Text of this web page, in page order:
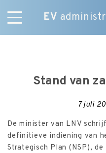
EV
Skip
NieuwsStand van
7 juli
De minister van LNV
definitieve indiening van
Strategisch Plan (NSP),